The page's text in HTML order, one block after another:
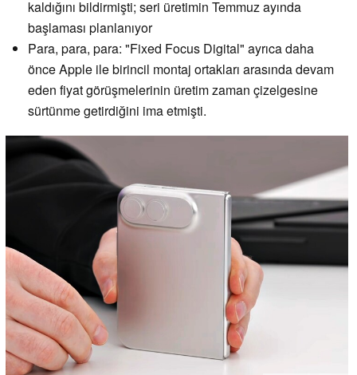
kaldığını bildirmişti; seri üretimin Temmuz ayında
başlaması planlanıyor
Para, para, para: "Fixed Focus Digital" ayrıca daha
önce Apple ile birincil montaj ortakları arasında devam
eden fiyat görüşmelerinin üretim zaman çizelgesine
sürtünme getirdiğini ima etmişti.